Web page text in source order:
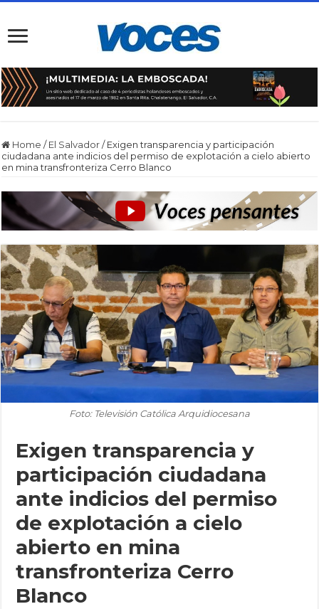
Home / El Salvador / Exigen transparencia y participación
ciudadana ante indicios del permiso de explotación a cielo abierto
en mina transfronteriza Cerro Blanco
Foto: Televisión Católica Arquidiocesana
Exigen transparencia y
participación ciudadana
ante indicios del permiso
de explotación a cielo
abierto en mina
transfronteriza Cerro
Blanco